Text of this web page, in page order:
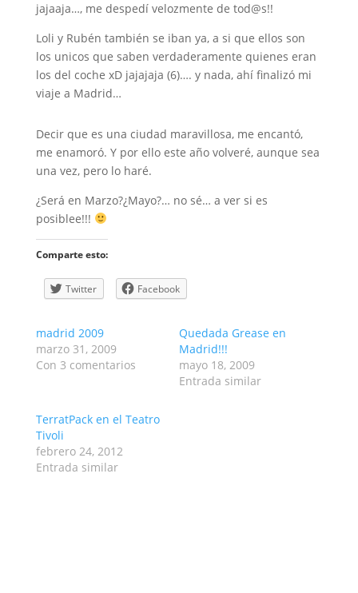
jajaaja…, me despedí velozmente de tod@s!!
Loli y Rubén también se iban ya, a si que ellos son
los unicos que saben verdaderamente quienes eran
los del coche xD jajajaja (6)…. y nada, ahí finalizó mi
viaje a Madrid…
Decir que es una ciudad maravillosa, me encantó,
me enamoró. Y por ello este año volveré, aunque sea
una vez, pero lo haré.
¿Será en Marzo?¿Mayo?… no sé… a ver si es
posiblee!!!
Comparte esto:
Twitter Facebook
madrid 2009
marzo 31, 2009
Con 3 comentarios
Quedada Grease en
Madrid!!!
mayo 18, 2009
Entrada similar
TerratPack en el Teatro
Tivoli
febrero 24, 2012
Entrada similar